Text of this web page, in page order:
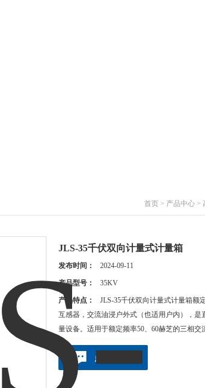
首页 > 产品中心 >
JLS-35千伏双向计量式计量箱
发布时间： 2024-09-11
产品型号： 35KV
产品特点：
JLS-35千伏双向计量式计量箱额
互感器，交流油浸户外式（也适用户内），
量设备。适用于额定频率50、60赫芝的三相交
点击咨询